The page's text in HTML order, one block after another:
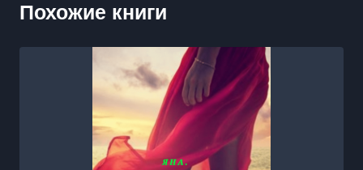
Похожие книги